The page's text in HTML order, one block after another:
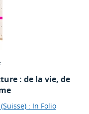
: de la vie, de
: In Folio